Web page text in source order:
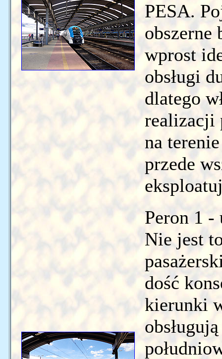
PESA.
obszerne
wprost
obsługi
dlatego
realizacji
na
przede
Peron 1
Nie jest
dość
kierunki